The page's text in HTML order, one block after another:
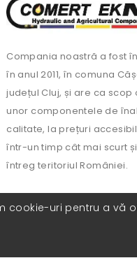
Compania noastră a fost
în anul 2011, în comuna
județul Cluj, și are ca scop
unor componentele de
calitate, la prețuri
într-un timp cât mai scurt
întreg teritoriul României.
cookie-uri pentru a vă